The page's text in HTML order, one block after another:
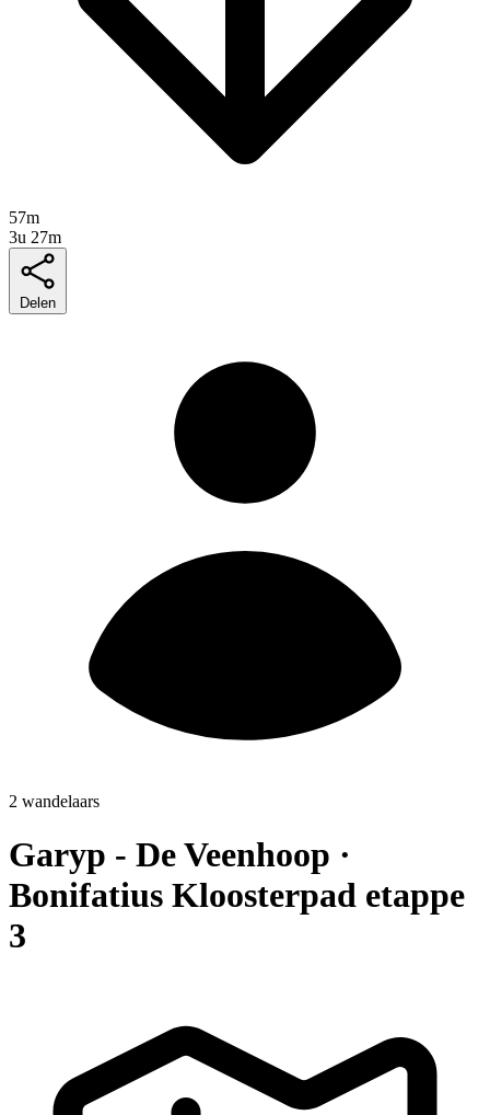
57m
3u 27m
Delen
2 wandelaars
Garyp - De Veenhoop ·
Bonifatius Kloosterpad etappe
3